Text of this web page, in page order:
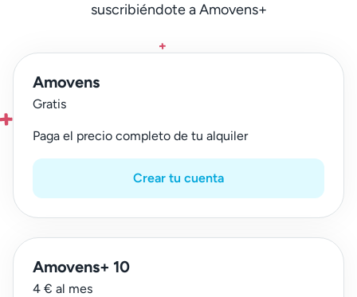
suscribiéndote a Amovens+
Amovens
Gratis
Paga el precio completo de tu alquiler
Crear tu cuenta
Amovens+ 10
4 € al mes